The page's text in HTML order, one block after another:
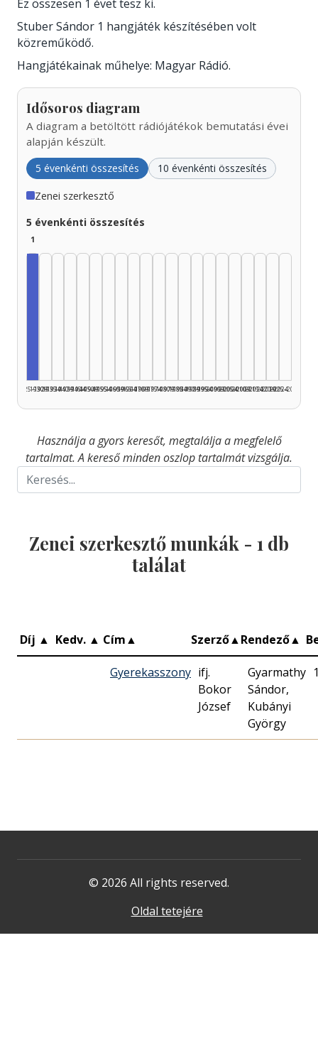
Ez összesen 1 évet tesz ki.
Stuber Sándor 1 hangjáték készítésében volt
közreműködő.
Hangjátékainak műhelye: Magyar Rádió.
Idősoros diagram
A diagram a betöltött rádiójátékok bemutatási évei
alapján készült.
5 évenkénti összesítés 10 évenkénti összesítés
Zenei szerkesztő
5 évenkénti összesítés
1
1925–1929
1930–1934
1935–1939
1940–1944
1945–1949
1950–1954
1955–1959
1960–1964
1965–1969
1970–1974
1975–1979
1980–1984
1985–1989
1990–1994
1995–1999
2000–2004
2005–2009
2010–2014
2015–2019
2020–2024
2025–2026
Használja a gyors keresőt, megtalálja a megfelelő
tartalmat. A kereső minden oszlop tartalmát vizsgálja.
Zenei szerkesztő munkák - 1 db
találat
Díj ▲ Kedv. ▲ Cím▲ Szerző▲Rendező▲
Gyerekasszony ifj.
Bokor
József
Gyarmathy
Sándor,
Kubányi
György
© 2026 All rights reserved.
Oldal tetejére